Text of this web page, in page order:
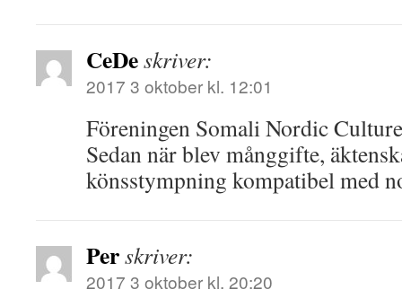
CeDeskriver:
2017 3 oktober kl. 12:01
Föreningen Somali Nordic
Sedan när blev månggifte,
könsstympning kompatibel med
Perskriver:
2017 3 oktober kl. 20:20